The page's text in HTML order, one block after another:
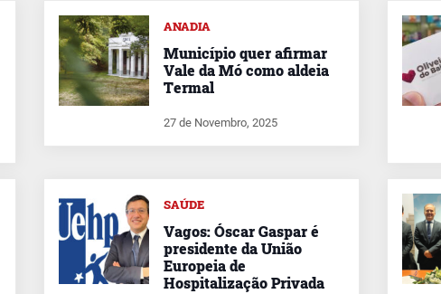
ANADIA
Município quer afirmar
Vale da Mó como aldeia
Termal
27 de Novembro, 2025
SAÚDE
Vagos: Óscar Gaspar é
presidente da União
Europeia de
Hospitalização Privada